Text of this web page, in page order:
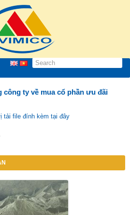
công ty về mua cổ phần ưu đãi
tải file đính kèm tại đây